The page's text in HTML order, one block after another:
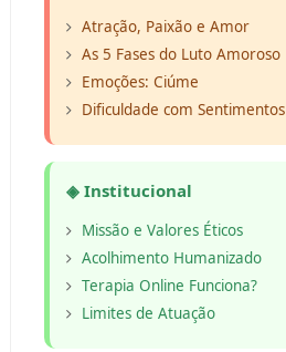
Atração, Paixão e Amor
As 5 Fases do Luto Amoroso
Emoções: Ciúme
Dificuldade com Sentimentos
◈ Institucional
Missão e Valores Éticos
Acolhimento Humanizado
Terapia Online Funciona?
Limites de Atuação